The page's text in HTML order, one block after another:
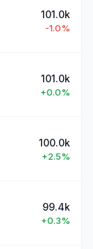
101.0k
-1.0%
101.0k
+0.0%
100.0k
+2.5%
99.4k
+0.3%